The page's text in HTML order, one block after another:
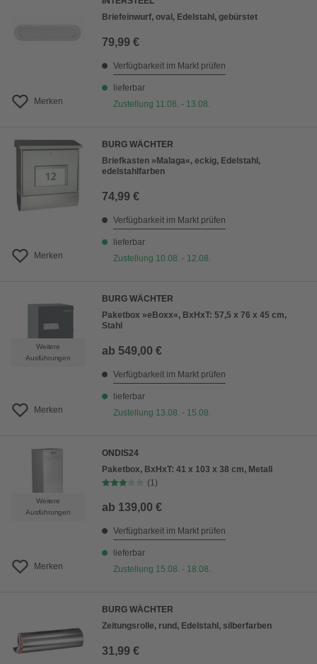
Merken
Briefeinwurf, oval, Edelstahl, gebürstet
79,99 €
Verfügbarkeit im Markt prüfen
lieferbar
Zustellung 11.08. - 13.08.
Merken
BURG WÄCHTER
Briefkasten »Malaga«, eckig, Edelstahl,
edelstahlfarben
74,99 €
Verfügbarkeit im Markt prüfen
lieferbar
Zustellung 10.08. - 12.08.
Weitere
Ausführungen
Merken
BURG WÄCHTER
Paketbox »eBoxx«, BxHxT: 57,5 x 76 x 45 cm,
Stahl
ab 549,00 €
Verfügbarkeit im Markt prüfen
lieferbar
Zustellung 13.08. - 15.08.
Weitere
Ausführungen
Merken
ONDIS24
Paketbox, BxHxT: 41 x 103 x 38 cm, Metall
(1)
ab 139,00 €
Verfügbarkeit im Markt prüfen
lieferbar
Zustellung 15.08. - 18.08.
BURG WÄCHTER
Zeitungsrolle, rund, Edelstahl, silberfarben
31,99 €